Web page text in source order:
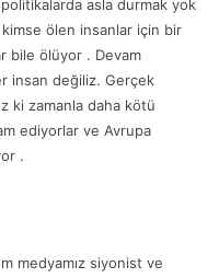
asla durmak yok
ölen insanlar için bir
bile ölüyor . Devam
insan değiliz. Gerçek
ki zamanla daha kötü
ediyorlar ve Avrupa
.
medyamız siyonist ve